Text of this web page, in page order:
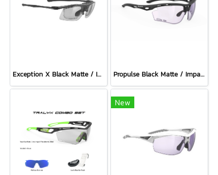
Exception X Black Matte / ImpactX Photochromic 2 Black Propulse Black Matte / ImpactX Photochromic 2 Laser Purple
New